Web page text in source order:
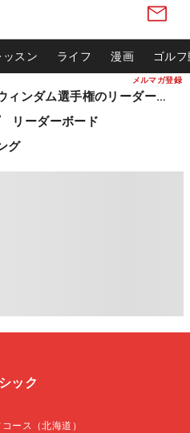
メルマガ登録
ッスン ライフ 漫画 ゴル
松山英樹ら出場 ウィンダム選手権のリーダーボード
リーダーボード
グ
ック
ース（北海道）